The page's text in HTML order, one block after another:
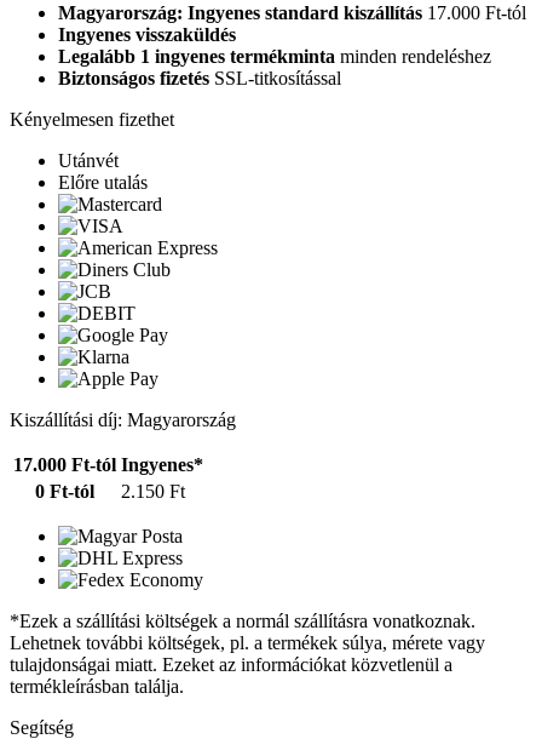
Magyarország: Ingyenes standard kiszállítás 17.000 Ft-tól
Ingyenes visszaküldés
Legalább 1 ingyenes termékminta minden rendeléshez
Biztonságos fizetés SSL-titkosítással
Kényelmesen fizethet
Utánvét
Előre utalás
Kiszállítási díj: Magyarország
17.000 Ft-tól Ingyenes*
0 Ft-tól
2.150 Ft
*Ezek a szállítási költségek a normál szállításra vonatkoznak.
Lehetnek további költségek, pl. a termékek súlya, mérete vagy
tulajdonságai miatt. Ezeket az információkat közvetlenül a
termékleírásban találja.
Segítség